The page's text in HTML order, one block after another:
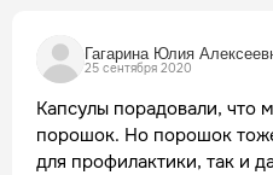
Гагарина Юлия
25 сентября 2020
Капсулы порадовали, что
порошок. Но порошок
для профилактики, так и